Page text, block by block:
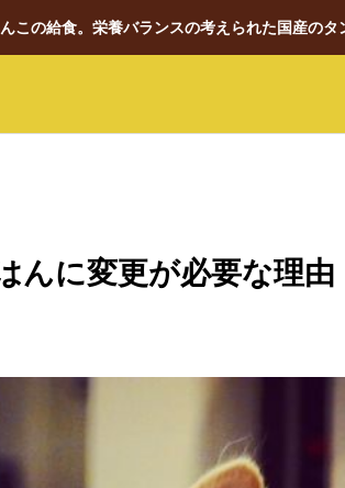
この給食。栄養バランスの考えられた国産の
んに変更が必要な理由